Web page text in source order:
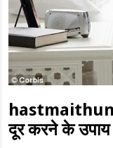
hastmaithun
दूर करने के उपाय